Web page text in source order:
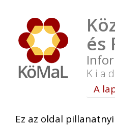
és
A
Ez az oldal